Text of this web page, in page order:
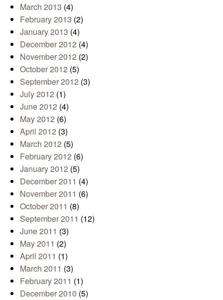
March 2013 (4)
February 2013 (2)
January 2013 (4)
December 2012 (4)
November 2012 (2)
October 2012 (5)
September 2012 (3)
July 2012 (1)
June 2012 (4)
May 2012 (6)
April 2012 (3)
March 2012 (5)
February 2012 (6)
January 2012 (5)
December 2011 (4)
November 2011 (6)
October 2011 (8)
September 2011 (12)
June 2011 (3)
May 2011 (2)
April 2011 (1)
March 2011 (3)
February 2011 (1)
December 2010 (5)